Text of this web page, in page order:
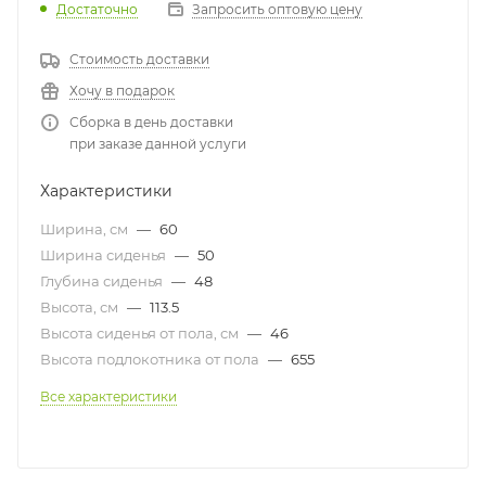
Достаточно Запросить оптовую цену
Стоимость доставки
Хочу в подарок
Сборка в день доставки
при заказе данной услуги
Характеристики
Ширина, см — 60
Ширина сиденья — 50
Глубина сиденья — 48
Высота, см — 113.5
Высота сиденья от пола, см — 46
Высота подлокотника от пола — 655
Все характеристики